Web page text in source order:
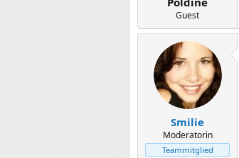
Guest
Smilie
Moderatorin
Teammitglied